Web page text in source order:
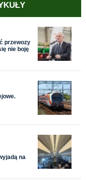
przewozy
nie boję
na